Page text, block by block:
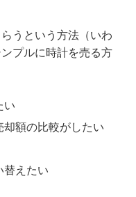
うという方法（いわ
プルに時計を売る方
い
額の比較がしたい
替えたい